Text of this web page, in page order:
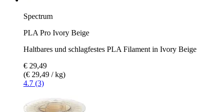
Spectrum
PLA Pro Ivory Beige
Haltbares und schlagfestes PLA Filament in Ivory Beige
€ 29,49
(€ 29,49 / kg)
4.7 (3)